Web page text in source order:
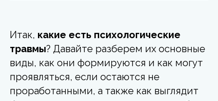
Итак, какие есть психологические
травмы? Давайте разберем их основные
виды, как они формируются и как могут
проявляться, если остаются не
проработанными, а также как выглядит